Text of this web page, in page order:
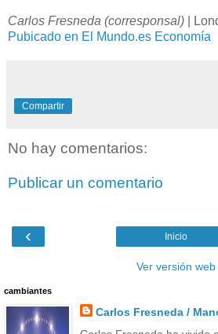
Carlos Fresneda (corresponsal)
Pubicado en El Mundo.es Economía
Compartir
No hay comentarios:
Publicar un comentario
‹ Inicio
Ver versión web
cambiantes
Carlos Fresneda /